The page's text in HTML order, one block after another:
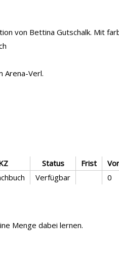
von Bettina Gutschalk. Mit
Arena-Verl.
Status Frist
Verfügbar 0
Menge dabei lernen.